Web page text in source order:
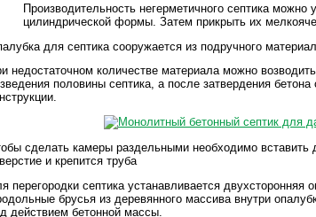
Производительность негерметичного септика
цилиндрической формы. Затем прикрыть их
для септика сооружается из подручного
недостаточном количестве материала можно
половины септика, а после затвердения
сделать камеры раздельными необходимо
и крепится труба
перегородки септика устанавливается двухсторонняя
брусья из деревянного массива внутри
действием бетонной массы.